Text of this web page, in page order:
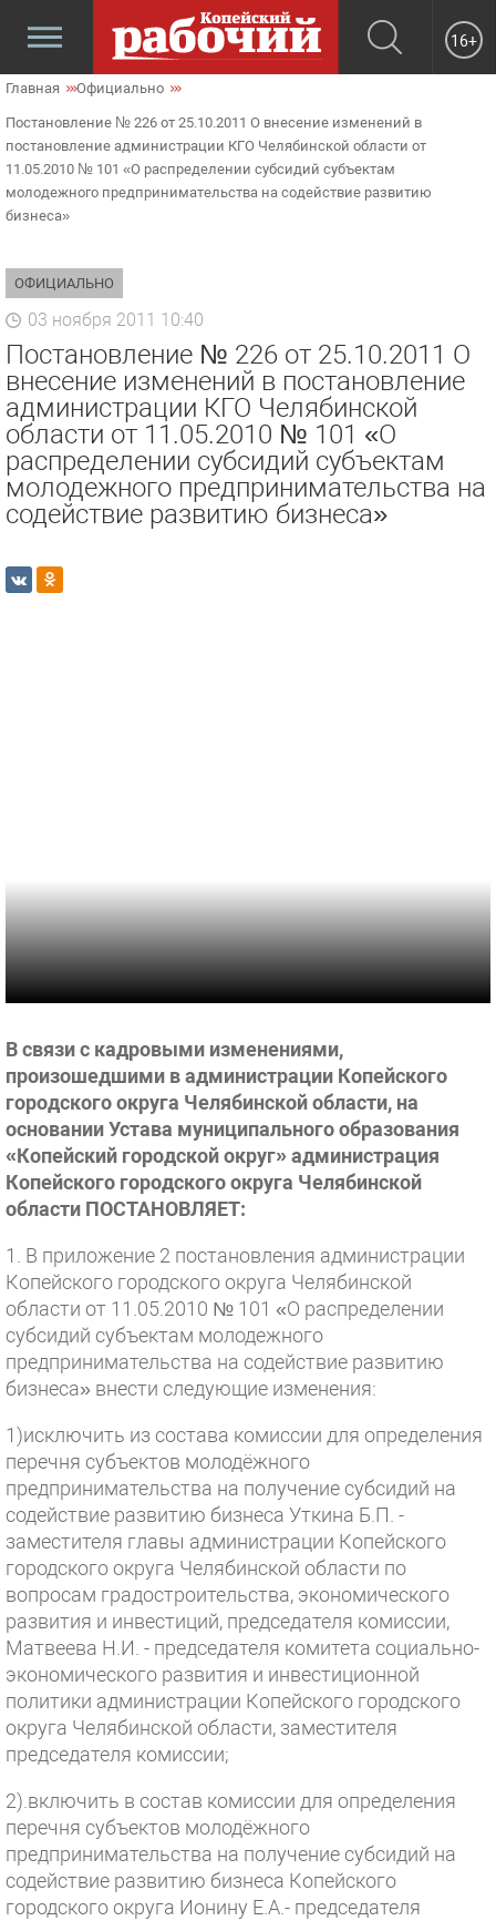
16+
Главная Официально
Постановление № 226 от 25.10.2011 О внесение изменений в
постановление администрации КГО Челябинской области от
11.05.2010 № 101 «О распределении субсидий субъектам
молодежного предпринимательства на содействие развитию
бизнеса»
ОФИЦИАЛЬНО
03 ноября 2011 10:40
Постановление № 226 от 25.10.2011 О
внесение изменений в постановление
администрации КГО Челябинской
области от 11.05.2010 № 101 «О
распределении субсидий субъектам
молодежного предпринимательства на
содействие развитию бизнеса»
В связи с кадровыми изменениями,
произошедшими в администрации Копейского
городского округа Челябинской области, на
основании Устава муниципального образования
«Копейский городской округ» администрация
Копейского городского округа Челябинской
области ПОСТАНОВЛЯЕТ:
1. В приложение 2 постановления администрации
Копейского городского округа Челябинской
области от 11.05.2010 № 101 «О распределении
субсидий субъектам молодежного
предпринимательства на содействие развитию
бизнеса» внести следующие изменения:
1)исключить из состава комиссии для определения
перечня субъектов молодёжного
предпринимательства на получение субсидий на
содействие развитию бизнеса Уткина Б.П. -
заместителя главы администрации Копейского
городского округа Челябинской области по
вопросам градостроительства, экономического
развития и инвестиций, председателя комиссии,
Матвеева Н.И. - председателя комитета социально-
экономического развития и инвестиционной
политики администрации Копейского городского
округа Челябинской области, заместителя
председателя комиссии;
2).включить в состав комиссии для определения
перечня субъектов молодёжного
предпринимательства на получение субсидий на
содействие развитию бизнеса Копейского
городского округа Ионину Е.А.- председателя